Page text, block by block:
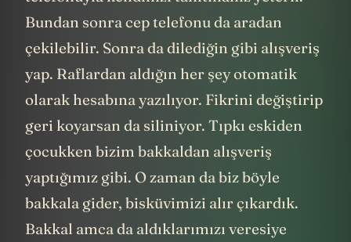
Bundan sonra cep telefonu da aradan
çekilebilir. Sonra da dilediğin gibi alışveriş
yap. Raflardan aldığın her şey otomatik
olarak hesabına yazılıyor. Fikrini değiştirip
geri koyarsan da siliniyor. Tıpkı eskiden
çocukken bizim bakkaldan alışveriş
yaptığımız gibi. O zaman da biz böyle
bakkala gider, bisküvimizi alır çıkardık.
Bakkal amca da aldıklarımızı veresiye